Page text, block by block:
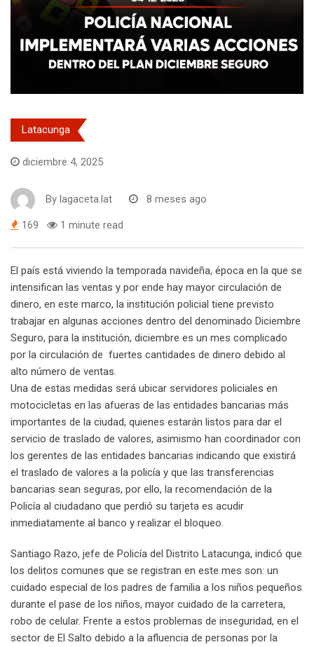
Latacunga
diciembre 4, 2025
By lagaceta.lat 8 meses ago
169 1 minute read
El país está viviendo la temporada navideña, época en la que se
intensifican las ventas y por ende hay mayor circulación de
dinero, en este marco, la institución policial tiene previsto
trabajar en algunas acciones dentro del denominado Diciembre
Seguro, para la institución, diciembre es un mes complicado
por la circulación de fuertes cantidades de dinero debido al
alto número de ventas.
Una de estas medidas será ubicar servidores policiales en
motocicletas en las afueras de las entidades bancarias más
importantes de la ciudad, quienes estarán listos para dar el
servicio de traslado de valores, asimismo han coordinador con
los gerentes de las entidades bancarias indicando que existirá
el traslado de valores a la policía y que las transferencias
bancarias sean seguras, por ello, la recomendación de la
Policía al ciudadano que perdió su tarjeta es acudir
inmediatamente al banco y realizar el bloqueo.
Santiago Razo, jefe de Policía del Distrito Latacunga, indicó que
los delitos comunes que se registran en este mes son: un
cuidado especial de los padres de familia a los niños pequeños
durante el pase de los niños, mayor cuidado de la carretera,
robo de celular. Frente a estos problemas de inseguridad, en el
sector de El Salto debido a la afluencia de personas por la